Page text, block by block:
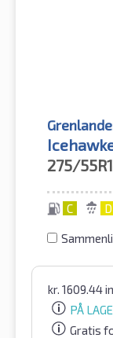
275/
C D
kr. 1609.44
PÅ
Gratis